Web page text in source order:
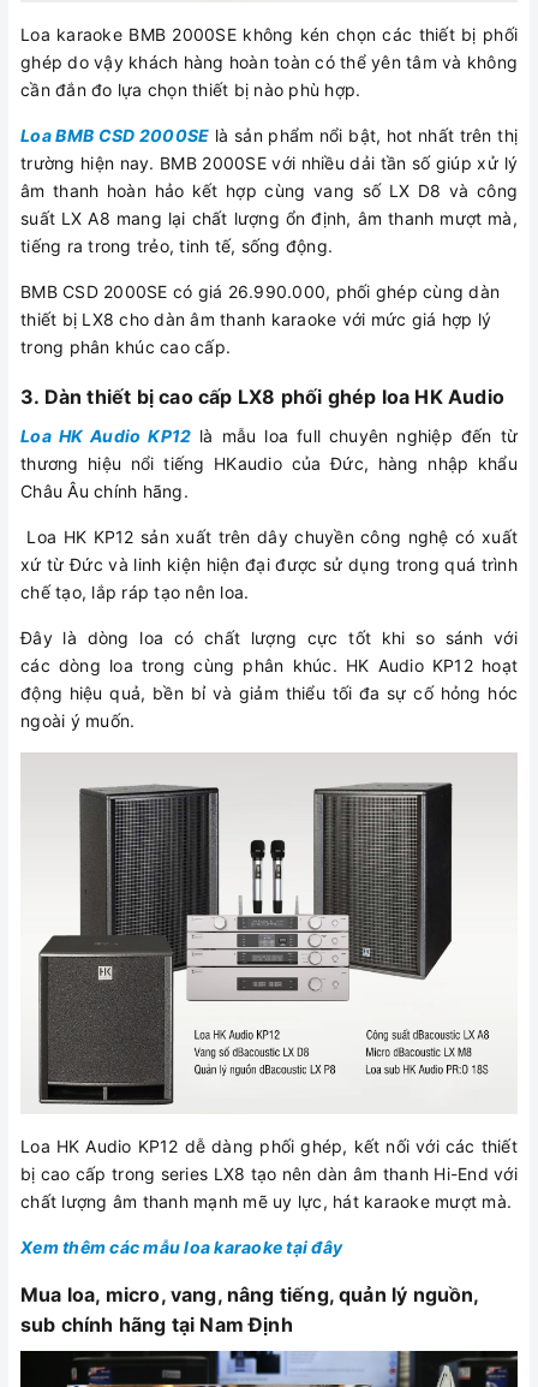
Loa karaoke BMB 2000SE không kén chọn các thiết bị phối
ghép do vậy khách hàng hoàn toàn có thể yên tâm và không
cần đắn đo lựa chọn thiết bị nào phù hợp.
Loa BMB CSD 2000SE là sản phẩm nổi bật, hot nhất trên thị
trường hiện nay. BMB 2000SE với nhiều dải tần số giúp xử lý
âm thanh hoàn hảo kết hợp cùng vang số LX D8 và công
suất LX A8 mang lại chất lượng ổn định, âm thanh mượt mà,
tiếng ra trong trẻo, tinh tế, sống động.
BMB CSD 2000SE có giá 26.990.000, phối ghép cùng dàn
thiết bị LX8 cho dàn âm thanh karaoke với mức giá hợp lý
trong phân khúc cao cấp.
3. Dàn thiết bị cao cấp LX8 phối ghép loa HK Audio
Loa HK Audio KP12 là mẫu loa full chuyên nghiệp đến từ
thương hiệu nổi tiếng HKaudio của Đức, hàng nhập khẩu
Châu Âu chính hãng.
Loa HK KP12 sản xuất trên dây chuyền công nghệ có xuất
xứ từ Đức và linh kiện hiện đại được sử dụng trong quá trình
chế tạo, lắp ráp tạo nên loa.
Đây là dòng loa có chất lượng cực tốt khi so sánh với
các dòng loa trong cùng phân khúc. HK Audio KP12 hoạt
động hiệu quả, bền bỉ và giảm thiểu tối đa sự cố hỏng hóc
ngoài ý muốn.
Loa HK Audio KP12 dễ dàng phối ghép, kết nối với các thiết
bị cao cấp trong series LX8 tạo nên dàn âm thanh Hi-End với
chất lượng âm thanh mạnh mẽ uy lực, hát karaoke mượt mà.
Xem thêm các mẫu loa karaoke tại đây
Mua loa, micro, vang, nâng tiếng, quản lý nguồn,
sub chính hãng tại Nam Định